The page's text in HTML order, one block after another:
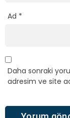
Ad *
Daha sonraki
adresim ve site